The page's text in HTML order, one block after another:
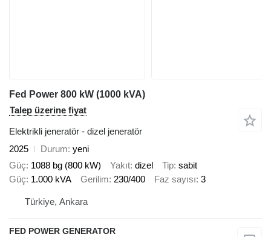
Fed Power 800 kW (1000 kVA)
Talep üzerine fiyat
Elektrikli jeneratör - dizel jeneratör
2025
Durum yeni
Güç 1088 bg (800 kW) Yakıt dizel Tip sabit
Güç 1.000 kVA Gerilim 230/400 Faz sayısı 3
Türkiye, Ankara
FED POWER GENERATOR